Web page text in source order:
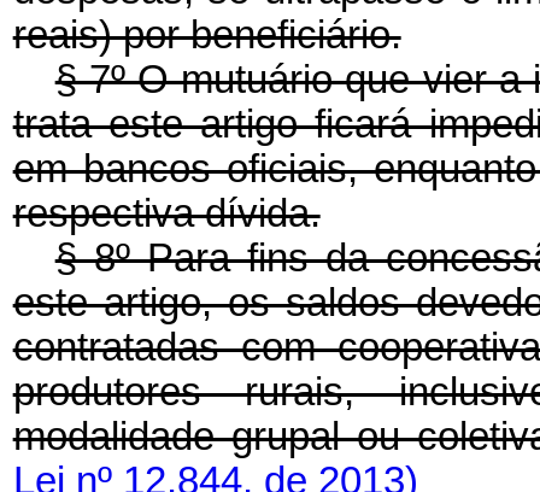
reais) por beneficiário.
§ 7º O mutuário que vier
trata este artigo ficará
em bancos oficiais,
respectiva dívida.
§ 8º Para fins da
este artigo, os saldos
contratadas com
produtores rurais,
modalidade grupal ou
Lei nº 12.844, de 2013)